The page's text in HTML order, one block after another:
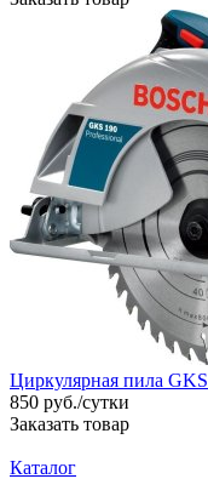
Циркулярная пила
850 руб./сутки
Заказать товар
Каталог